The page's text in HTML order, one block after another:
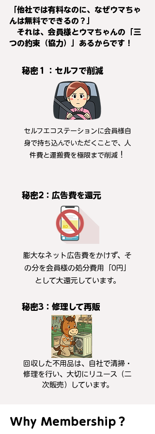
「他社では有料なのに、なぜウマちゃ
んは無料でできるの？」
それは、会員様とウマちゃんの「三
つの約束（協力）」あるからです！
秘密１：セルフで削減
セルフエコステーションに会員様自
身で持ち込んでいただくことで、人
件費と運搬費を極限まで削減！
秘密2：広告費を還元
膨大なネット広告費をかけず、そ
の分を会員様の処分費用「0円」
として大還元しています。
秘密3：修理して再販
回収した不用品は、自社で清掃・
修理を行い、大切にリユース（二
次販売）しています。
Why Membership？